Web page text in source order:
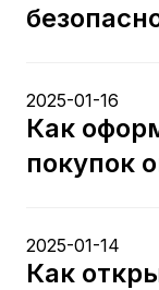
2025-01-16
Как
покупок
2025-01-14
Как